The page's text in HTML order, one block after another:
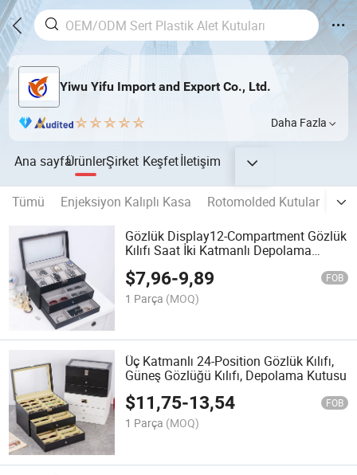
Yiwu Yifu Import and Export Co., Ltd.
Daha Fazla
Ana sayfaÜrünlerŞirket Keşfetİletişim
Tümü Enjeksiyon Kalıplı Kasa Rotomolded Kutular
Gözlük Display12-Compartment Gözlük
Kılıfı Saat İki Katmanlı Depolama
$7,96-9,89 FOB
1 Parça (MOQ)
Üç Katmanlı 24-Position Gözlük Kılıfı,
Güneş Gözlüğü Kılıfı, Depolama Kutusu
$11,75-13,54 FOB
1 Parça (MOQ)